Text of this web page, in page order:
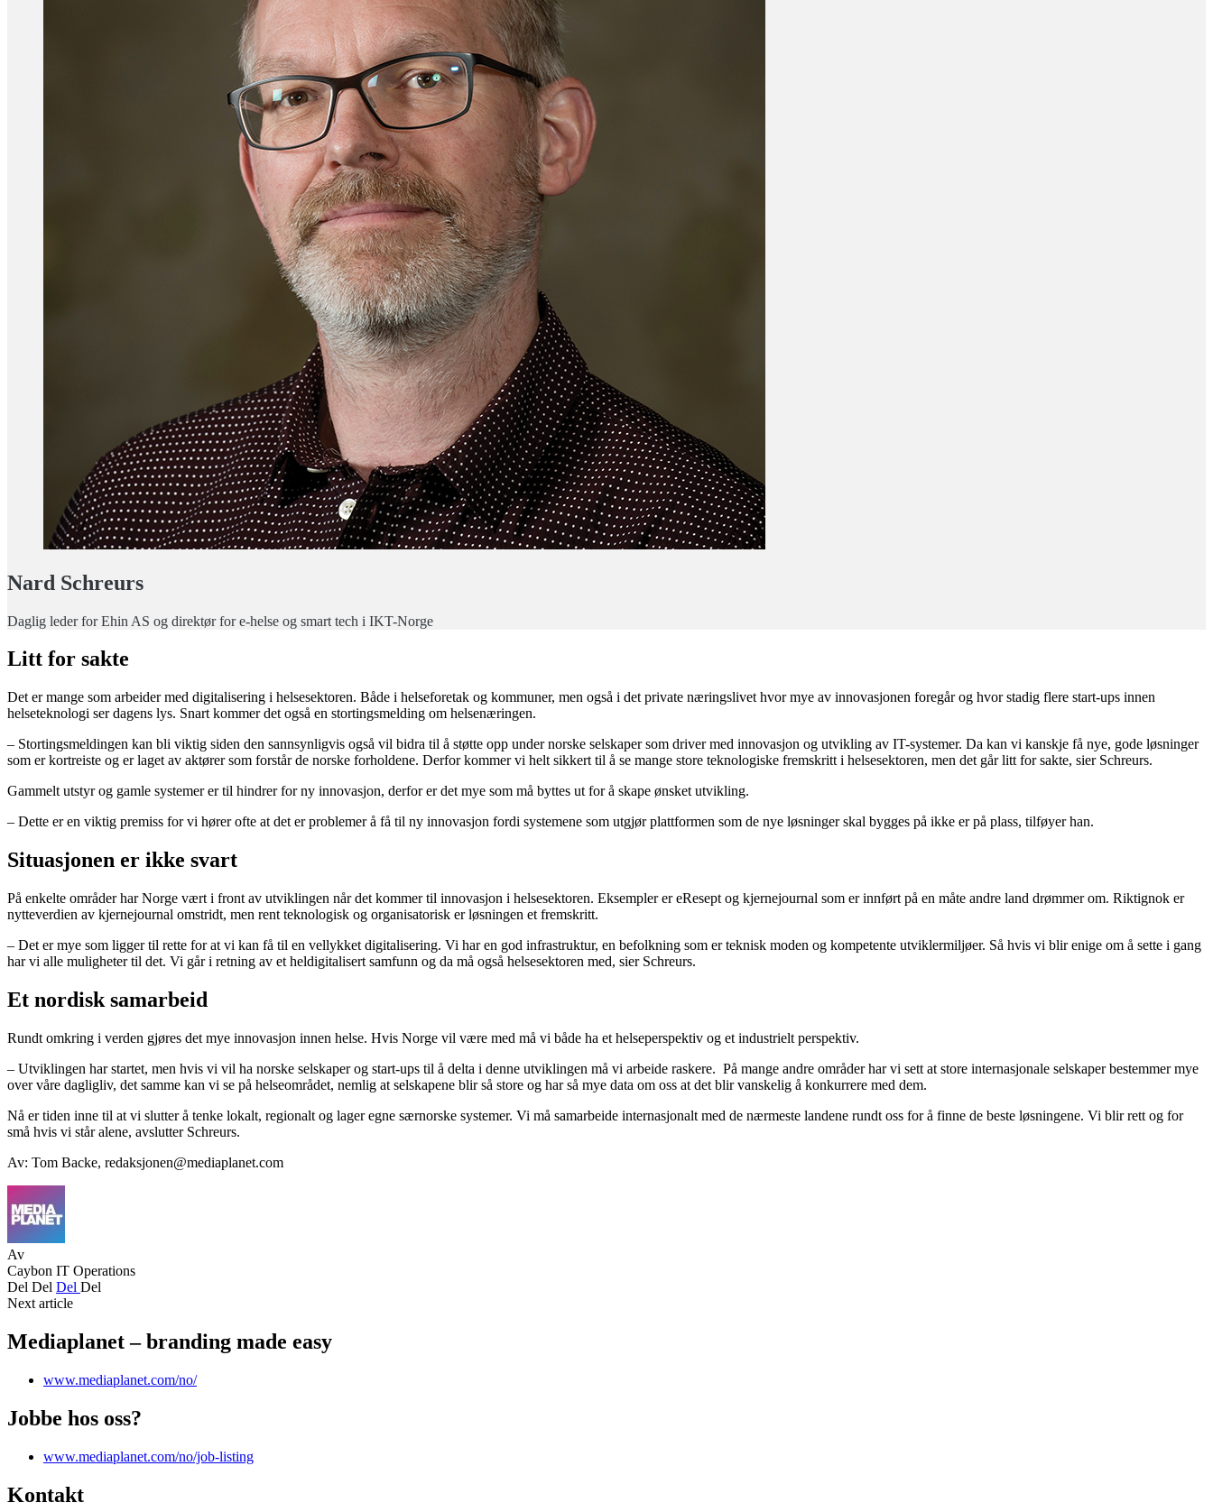
Nard Schreurs
Daglig leder for Ehin AS og direktør for e-helse og smart tech i IKT-Norge
Litt for sakte
Det er mange som arbeider med digitalisering i helsesektoren. Både i helseforetak og kommuner, men også i det private næringslivet hvor mye av innovasjonen foregår og hvor stadig flere start-ups innen
helseteknologi ser dagens lys. Snart kommer det også en stortingsmelding om helsenæringen.
– Stortingsmeldingen kan bli viktig siden den sannsynligvis også vil bidra til å støtte opp under norske selskaper som driver med innovasjon og utvikling av IT-systemer. Da kan vi kanskje få nye, gode løsninger
som er kortreiste og er laget av aktører som forstår de norske forholdene. Derfor kommer vi helt sikkert til å se mange store teknologiske fremskritt i helsesektoren, men det går litt for sakte, sier Schreurs.
Gammelt utstyr og gamle systemer er til hindrer for ny innovasjon, derfor er det mye som må byttes ut for å skape ønsket utvikling.
– Dette er en viktig premiss for vi hører ofte at det er problemer å få til ny innovasjon fordi systemene som utgjør plattformen som de nye løsninger skal bygges på ikke er på plass, tilføyer han.
Situasjonen er ikke svart
På enkelte områder har Norge vært i front av utviklingen når det kommer til innovasjon i helsesektoren. Eksempler er eResept og kjernejournal som er innført på en måte andre land drømmer om. Riktignok er
nytteverdien av kjernejournal omstridt, men rent teknologisk og organisatorisk er løsningen et fremskritt.
– Det er mye som ligger til rette for at vi kan få til en vellykket digitalisering. Vi har en god infrastruktur, en befolkning som er teknisk moden og kompetente utviklermiljøer. Så hvis vi blir enige om å sette i gang
har vi alle muligheter til det. Vi går i retning av et heldigitalisert samfunn og da må også helsesektoren med, sier Schreurs.
Et nordisk samarbeid
Rundt omkring i verden gjøres det mye innovasjon innen helse. Hvis Norge vil være med må vi både ha et helseperspektiv og et industrielt perspektiv.
– Utviklingen har startet, men hvis vi vil ha norske selskaper og start-ups til å delta i denne utviklingen må vi arbeide raskere. På mange andre områder har vi sett at store internasjonale selskaper bestemmer mye
over våre dagligliv, det samme kan vi se på helseområdet, nemlig at selskapene blir så store og har så mye data om oss at det blir vanskelig å konkurrere med dem.
Nå er tiden inne til at vi slutter å tenke lokalt, regionalt og lager egne særnorske systemer. Vi må samarbeide internasjonalt med de nærmeste landene rundt oss for å finne de beste løsningene. Vi blir rett og for
små hvis vi står alene, avslutter Schreurs.
Av: Tom Backe, redaksjonen@mediaplanet.com
Av
Caybon IT Operations
Del Del Del Del
Next article
Mediaplanet – branding made easy
www.mediaplanet.com/no/
Jobbe hos oss?
www.mediaplanet.com/no/job-listing
Kontakt